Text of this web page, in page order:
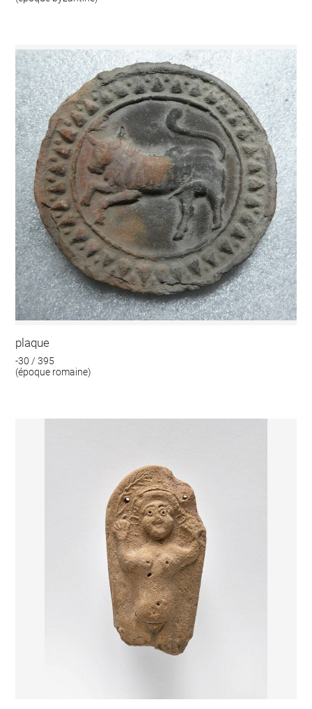
plaque
-30 / 395
(époque romaine)